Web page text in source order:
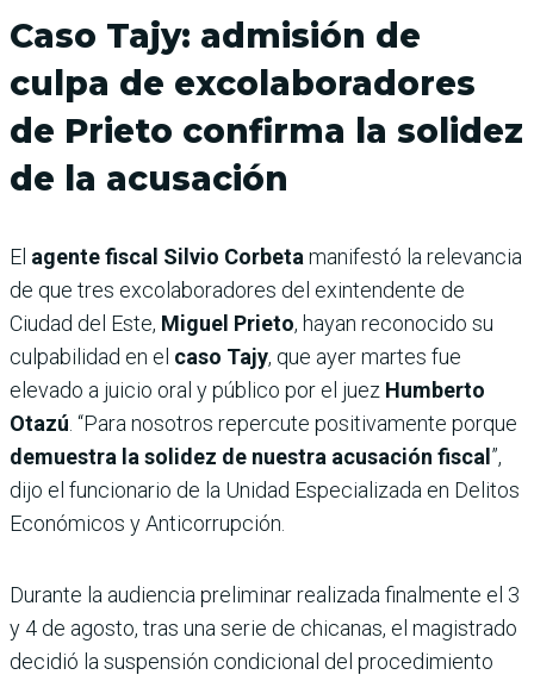
Caso Tajy: admisión de
culpa de excolaboradores
de Prieto confirma la solidez
de la acusación
El agente fiscal Silvio Corbeta manifestó la relevancia
de que tres excolaboradores del exintendente de
Ciudad del Este, Miguel Prieto, hayan reconocido su
culpabilidad en el caso Tajy, que ayer martes fue
elevado a juicio oral y público por el juez Humberto
Otazú . “Para nosotros repercute positivamente porque
demuestra la solidez de nuestra acusación fiscal ”,
dijo el funcionario de la Unidad Especializada en Delitos
Económicos y Anticorrupción.
Durante la audiencia preliminar realizada finalmente el 3
y 4 de agosto, tras una serie de chicanas, el magistrado
decidió la suspensión condicional del procedimiento